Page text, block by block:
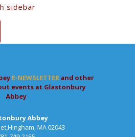
sidebar
E-NEWSLETTER and other
events at Glastonbury
Abbey
Abbey
MA 02043